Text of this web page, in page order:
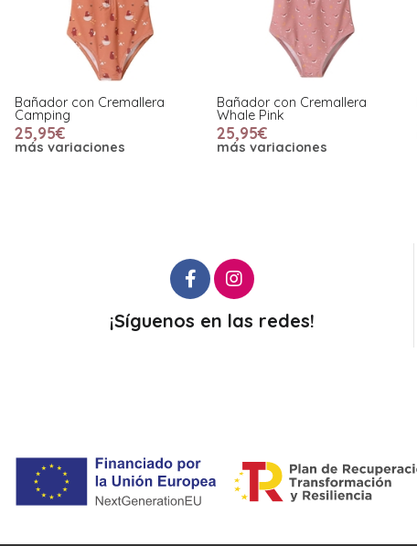
Bañador con Cremallera
Camping
25,95€
más variaciones
Bañador con Cremallera
Whale Pink
25,95€
más variaciones
¡Síguenos en las redes!